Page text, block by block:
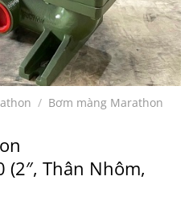
/ Bơm màng Marathon
(2″, Thân Nhôm,